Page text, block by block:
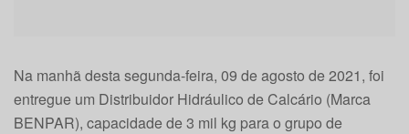
Na manhã desta segunda-feira, 09 de agosto de 2021, foi
entregue um Distribuidor Hidráulico de Calcário (Marca
BENPAR), capacidade de 3 mil kg para o grupo de